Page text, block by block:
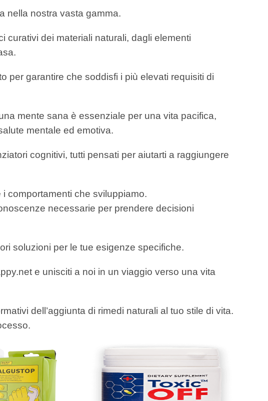
nella nostra vasta gamma.
curativi dei materiali naturali, dagli elementi
per garantire che soddisfi i più elevati requisiti di
mente sana è essenziale per una vita pacifica,
mentale ed emotiva.
cognitivi, tutti pensati per aiutarti a raggiungere
comportamenti che sviluppiamo.
necessarie per prendere decisioni
soluzioni per le tue esigenze specifiche.
e unisciti a noi in un viaggio verso una vita
dell’aggiunta di rimedi naturali al tuo stile di vita.